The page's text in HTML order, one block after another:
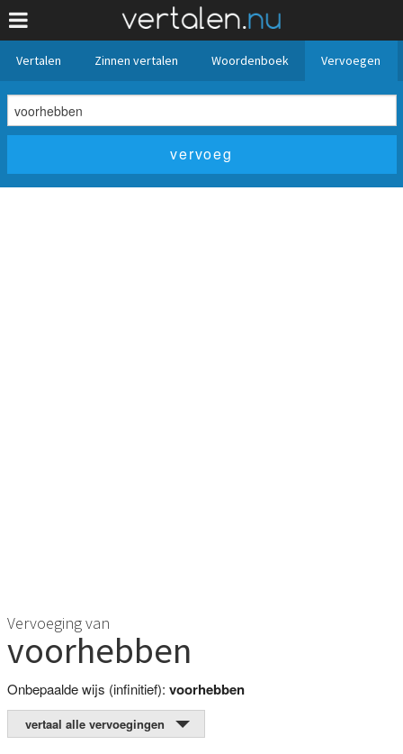
Vertalen Zinnen vertalen Woordenboek Vervoegen
Vervoeging van
voorhebben
Onbepaalde wijs (infinitief): voorhebben
vertaal alle vervoegingen